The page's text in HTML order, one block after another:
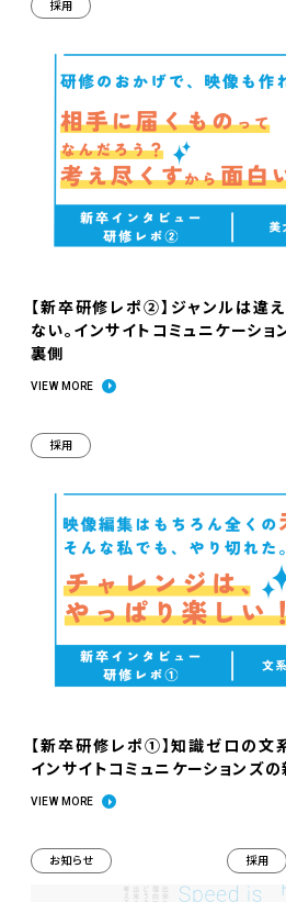
採用
【新卒研修レポ②】ジャンルは違
ない。インサイトコミュニケーシ
裏側
VIEW MORE
採用
【新卒研修レポ①】知識ゼロの文
インサイトコミュニケーションズ
VIEW MORE
お知らせ 採用